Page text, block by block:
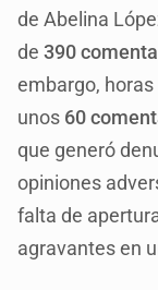
de Abelina
de390
embargo,
unos 60
que generó
opiniones
falta de
agravantes en